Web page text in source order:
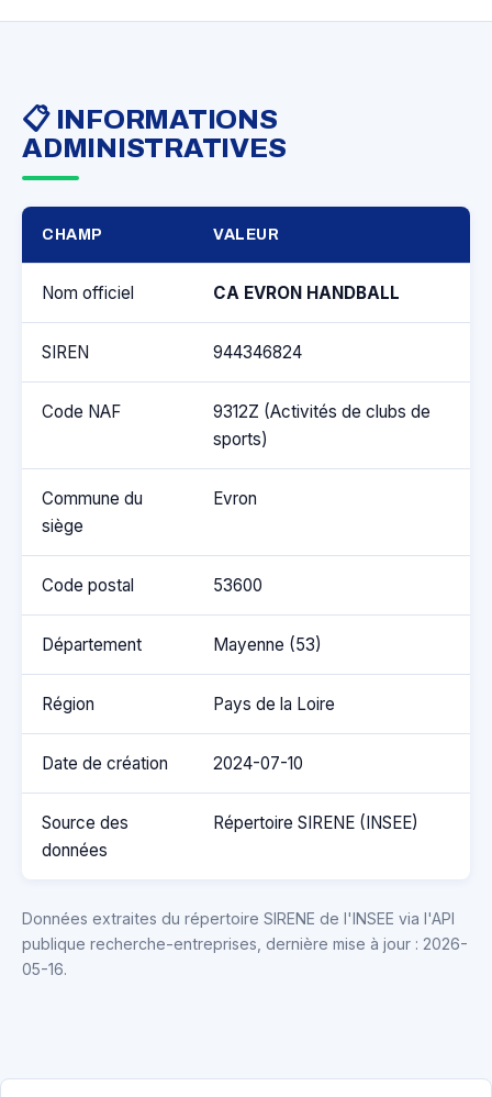
📋 INFORMATIONS
ADMINISTRATIVES
CHAMP VALEUR
Nom officiel CA EVRON HANDBALL
SIREN 944346824
Code NAF
9312Z (Activités de clubs de
sports)
Commune du
siège
Evron
Code postal 53600
Département Mayenne (53)
Région Pays de la Loire
Date de création 2024-07-10
Source des
données
Répertoire SIRENE (INSEE)
Données extraites du répertoire SIRENE de l'INSEE via l'API
publique recherche-entreprises, dernière mise à jour : 2026-
05-16.